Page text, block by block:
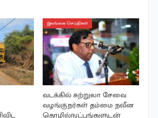
இலங்கை செய்திகள்
வடக்கில் சுற்றுலா சேவை
வழங்குநர்கள் தம்மை நவீன
தொழில்நுட்பங்களுடன்